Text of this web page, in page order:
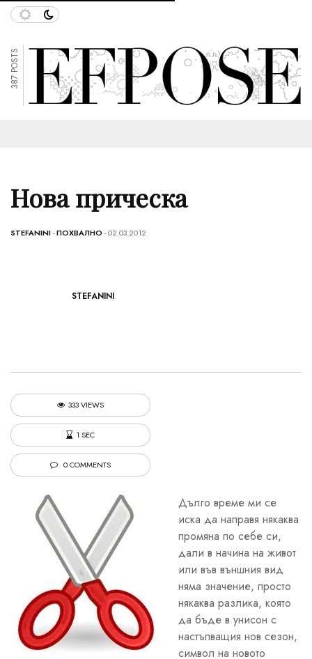
387 POSTS
Нова прическа
STEFANINI-ПОХВАЛНО - 02.03.2012
STEFANINI
333 VIEWS
1 SEC
0 COMMENTS
Дълго време ми се
иска да направя някаква
промяна по себе си,
дали в начина на живот
или във външния вид
няма значение, просто
някаква разлика, която
да бъде в унисон с
настъпващия нов сезон,
символ на новото